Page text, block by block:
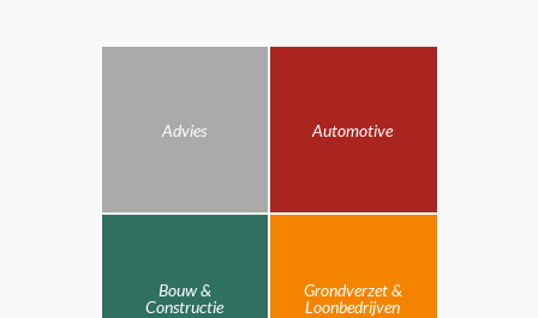
Advies Automotive
Bouw &
Constructie
Grondverzet &
Loonbedrijven